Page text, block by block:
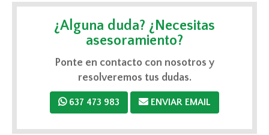
¿Alguna duda? ¿Necesitas
asesoramiento?
Ponte en contacto con nosotros y
resolveremos tus dudas.
637 473 983 ENVIAR EMAIL